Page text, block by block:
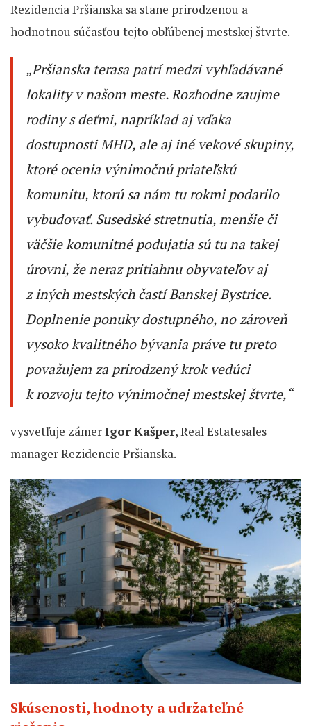
Rezidencia Pršianska sa stane prirodzenou a
hodnotnou súčasťou tejto obľúbenej mestskej štvrte.
„Pršianska terasa patrí medzi vyhľadávané
lokality v našom meste. Rozhodne zaujme
rodiny s deťmi, napríklad aj vďaka
dostupnosti MHD, ale aj iné vekové skupiny,
ktoré ocenia výnimočnú priateľskú
komunitu, ktorú sa nám tu rokmi podarilo
vybudovať. Susedské stretnutia, menšie či
väčšie komunitné podujatia sú tu na takej
úrovni, že neraz pritiahnu obyvateľov aj
z iných mestských častí Banskej Bystrice.
Doplnenie ponuky dostupného, no zároveň
vysoko kvalitného bývania práve tu preto
považujem za prirodzený krok vedúci
k rozvoju tejto výnimočnej mestskej štvrte,“
vysvetľuje zámerIgor Kašper, Real Estatesales
manager Rezidencie Pršianska.
Skúsenosti, hodnoty a udržateľné